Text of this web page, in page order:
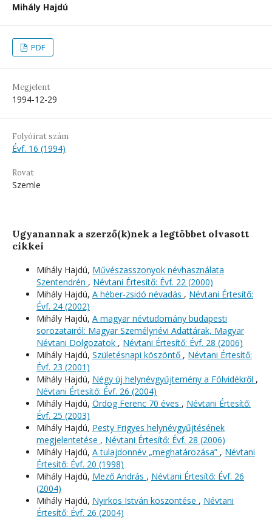
Mihály Hajdú
PDF
Megjelent
1994-12-29
Folyóirat szám
Évf. 16 (1994)
Rovat
Szemle
Ugyanannak a szerző(k)nek a legtöbbet olvasott
cikkei
Mihály Hajdú, Művészasszonyok névhasználata
Szentendrén , Névtani Értesítő: Évf. 22 (2000)
Mihály Hajdú, A héber-zsidó névadás , Névtani Értesítő:
Évf. 24 (2002)
Mihály Hajdú, A magyar névtudomány budapesti
sorozatairól: Magyar Személynévi Adattárak, Magyar
Névtani Dolgozatok , Névtani Értesítő: Évf. 28 (2006)
Mihály Hajdú, Születésnapi köszöntő , Névtani Értesítő:
Évf. 23 (2001)
Mihály Hajdú, Négy új helynévgyűjtemény a Fölvidékről ,
Névtani Értesítő: Évf. 26 (2004)
Mihály Hajdú, Ördög Ferenc 70 éves , Névtani Értesítő:
Évf. 25 (2003)
Mihály Hajdú, Pesty Frigyes helynévgyűjtésének
megjelentetése , Névtani Értesítő: Évf. 28 (2006)
Mihály Hajdú, A tulajdonnév „meghatározása” , Névtani
Értesítő: Évf. 20 (1998)
Mihály Hajdú, Mező András , Névtani Értesítő: Évf. 26
(2004)
Mihály Hajdú, Nyirkos István köszöntése , Névtani
Értesítő: Évf. 26 (2004)